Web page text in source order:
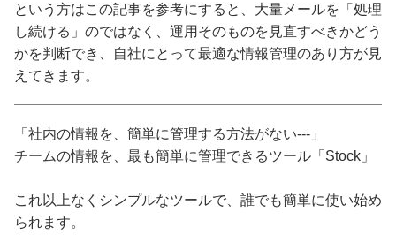
という方はこの記事を参考にすると、大量メールを「処理
し続ける」のではなく、運用そのものを見直すべきかどう
かを判断でき、自社にとって最適な情報管理のあり方が見
えてきます。
「社内の情報を、簡単に管理する方法がない---」
チームの情報を、最も簡単に管理できるツール「Stock」
これ以上なくシンプルなツールで、誰でも簡単に使い始め
られます。